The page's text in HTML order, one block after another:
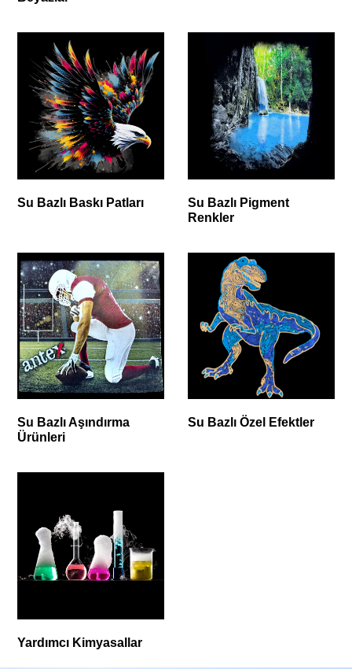
Su Bazlı Baskı Patları
Su Bazlı Pigment
Renkler
Su Bazlı Aşındırma
Ürünleri
Su Bazlı Özel Efektler
Yardımcı Kimyasallar